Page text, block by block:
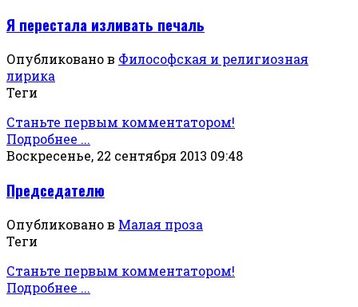
Я перестала изливать печаль
Опубликовано в Философская и религиозная
лирика
Теги
Станьте первым комментатором!
Подробнее ...
Воскресенье, 22 сентября 2013 09:48
Председателю
Опубликовано в Малая проза
Теги
Станьте первым комментатором!
Подробнее ...